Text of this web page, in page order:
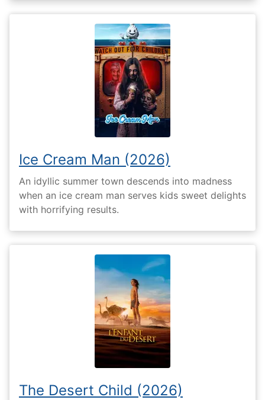
Ice Cream Man (2026)
An idyllic summer town descends into madness
when an ice cream man serves kids sweet delights
with horrifying results.
The Desert Child (2026)